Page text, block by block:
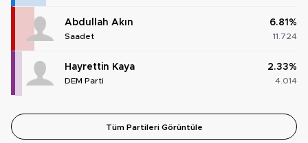
Abdullah Akın
Saadet
6.81%
11.724
Hayrettin Kaya
DEM Parti
2.33%
4.014
Tüm Partileri Görüntüle